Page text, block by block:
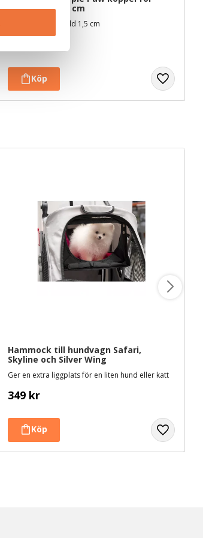
trimgalge - 55 cm
Längd 55 cm, bredd 1,5 cm
Hammock till hundvagn Safari,
Skyline och Silver Wing
Ger en extra liggplats för en liten hund eller katt
349 kr